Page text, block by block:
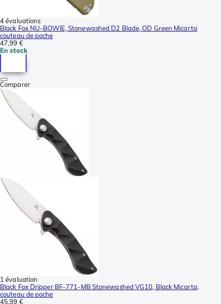
4 évaluations
Black Fox NU-BOWIE, Stonewashed D2 Blade, OD Green Micarta
couteau de poche
47,99 €
En stock
Comparer
1 évaluation
Black Fox Dripper BF-771-MB Stonewashed VG10, Black Micarta,
couteau de poche
45,99 €